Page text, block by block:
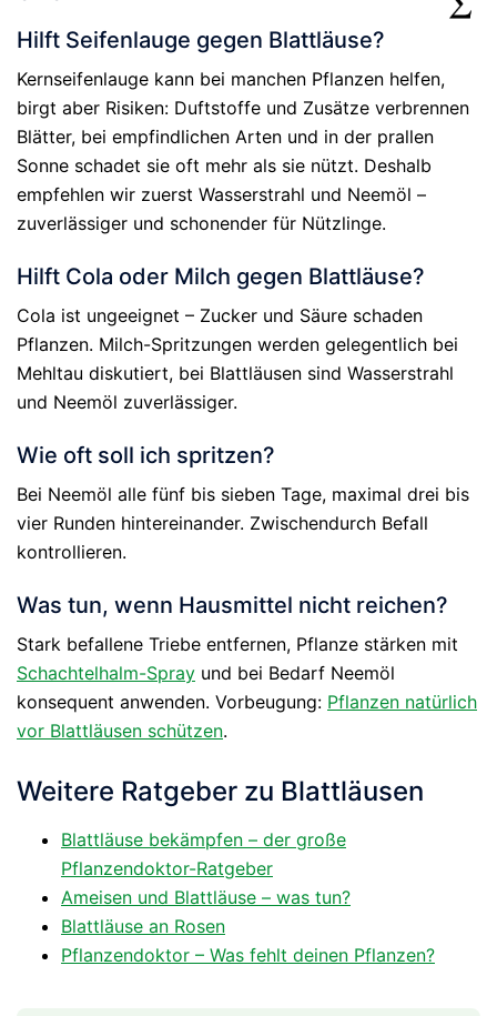
Hilft Seifenlauge gegen Blattläuse?
Kernseifenlauge kann bei manchen Pflanzen helfen,
birgt aber Risiken: Duftstoffe und Zusätze verbrennen
Blätter, bei empfindlichen Arten und in der prallen
Sonne schadet sie oft mehr als sie nützt. Deshalb
empfehlen wir zuerst Wasserstrahl und Neemöl –
zuverlässiger und schonender für Nützlinge.
Hilft Cola oder Milch gegen Blattläuse?
Cola ist ungeeignet – Zucker und Säure schaden
Pflanzen. Milch-Spritzungen werden gelegentlich bei
Mehltau diskutiert, bei Blattläusen sind Wasserstrahl
und Neemöl zuverlässiger.
Wie oft soll ich spritzen?
Bei Neemöl alle fünf bis sieben Tage, maximal drei bis
vier Runden hintereinander. Zwischendurch Befall
kontrollieren.
Was tun, wenn Hausmittel nicht reichen?
Stark befallene Triebe entfernen, Pflanze stärken mit
Schachtelhalm-Spray und bei Bedarf Neemöl
konsequent anwenden. Vorbeugung: Pflanzen natürlich
vor Blattläusen schützen.
Weitere Ratgeber zu Blattläusen
Blattläuse bekämpfen – der große
Pflanzendoktor-Ratgeber
Ameisen und Blattläuse – was tun?
Blattläuse an Rosen
Pflanzendoktor – Was fehlt deinen Pflanzen?